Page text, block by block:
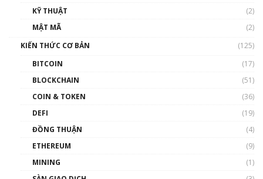
00:43:47
như thể nào?
00:39:31
Phổ cập Blockchain
KỸ THUẬT
(2)
MẬT MÃ
(2)
KIẾN THỨC CƠ BẢN
(125)
BITCOIN
(17)
BLOCKCHAIN
(51)
COIN & TOKEN
(36)
DEFI
(19)
ĐỒNG THUẬN
(4)
ETHEREUM
(9)
MINING
(1)